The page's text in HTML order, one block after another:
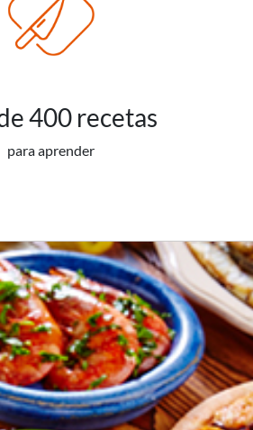
400 recetas
para aprender